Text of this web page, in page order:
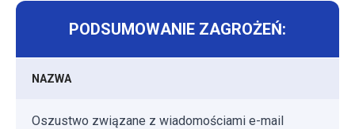
PODSUMOWANIE ZAGROŻEŃ:
NAZWA
Oszustwo związane z wiadomościami e-mail